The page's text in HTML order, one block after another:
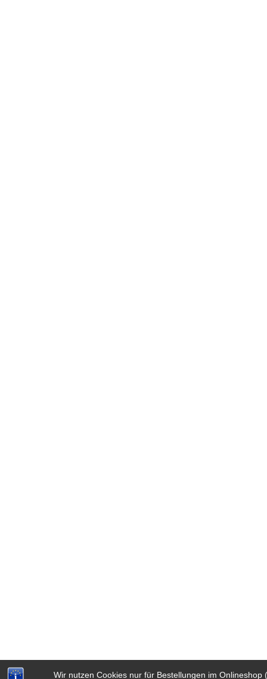
Wir nutzen Cookies nur für Bestellungen im Onlineshop